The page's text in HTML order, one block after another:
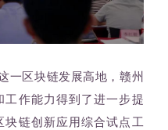
一区块链发展高地，赣州
作能力得到了进一步提
块链创新应用综合试点工